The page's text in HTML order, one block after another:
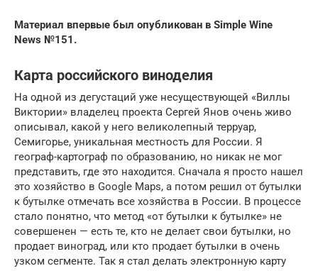
Материал впервые был опубликован в Simple Wine
News №151 .
Карта российского виноделия
На одной из дегустаций уже несуществующей «Виллы
Виктории» владелец проекта Сергей Янов очень живо
описывал, какой у него великолепный терруар,
Семигорье, уникальная местность для России. Я
географ-картограф по образованию, но никак не мог
представить, где это находится. Сначала я просто нашел
это хозяйство в Google Maps, а потом решил от бутылки
к бутылке отмечать все хозяйства в России. В процессе
стало понятно, что метод «от бутылки к бутылке» не
совершенен — есть те, кто не делает свои бутылки, но
продает виноград, или кто продает бутылки в очень
узком сегменте. Так я стал делать электронную карту